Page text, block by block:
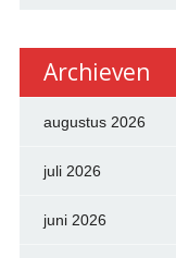
Archieven
augustus 2026
juli 2026
juni 2026